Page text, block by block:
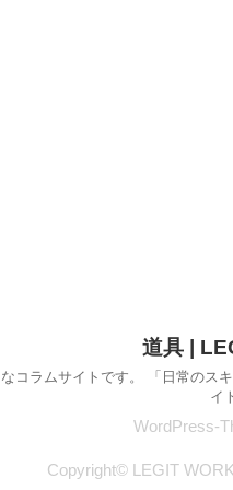
道具 |
コラムサイトです。 「日常の
イ
WordPress-
Copyright© LEGIT